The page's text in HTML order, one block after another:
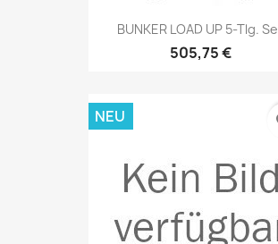
BUNKER LOAD UP 5-Tlg.
505,75 €
NEU